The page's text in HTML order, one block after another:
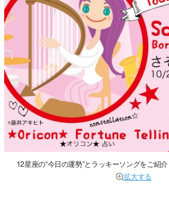
12星座の“今日の運勢”とラッキーソングをご紹
拡大する